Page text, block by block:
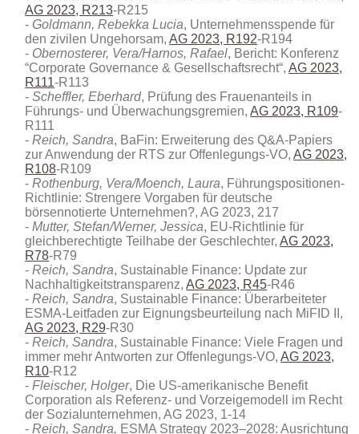
AG 2023, R213-R215
Goldmann, Rebekka Lucia, Unternehmensspende für
den zivilen Ungehorsam,AG 2023, R192-R194
Obernosterer, Vera/Harnos, Rafael, Bericht: Konferenz
“Corporate Governance & Gesellschaftsrecht“,AG 2023,
R111-R113
Scheffler, Eberhard, Prüfung des Frauenanteils in
Führungs- und Überwachungsgremien,AG 2023, R109-
R111
Reich, Sandra, BaFin: Erweiterung des Q&A-Papiers
zur Anwendung der RTS zur Offenlegungs-VO,AG 2023,
R108-R109
Rothenburg, Vera/Moench, Laura, Führungspositionen-
Richtlinie: Strengere Vorgaben für deutsche
börsennotierte Unternehmen?, AG 2023, 217
Mutter, Stefan/Werner, Jessica, EU-Richtlinie für
gleichberechtigte Teilhabe der Geschlechter,AG 2023,
R78-R79
Reich, Sandra, Sustainable Finance: Update zur
Nachhaltigkeitstransparenz,AG 2023, R45-R46
Reich, Sandra, Sustainable Finance: Überarbeiteter
ESMA-Leitfaden zur Eignungsbeurteilung nach MiFID II,
AG 2023, R29-R30
Reich, Sandra, Sustainable Finance: Viele Fragen und
immer mehr Antworten zur Offenlegungs-VO,AG 2023,
R10-R12
Fleischer, Holger, Die US-amerikanische Benefit
Corporation als Referenz- und Vorzeigemodell im Recht
der Sozialunternehmen, AG 2023, 1-14
Reich, Sandra, ESMA Strategy 2023–2028: Ausrichtung